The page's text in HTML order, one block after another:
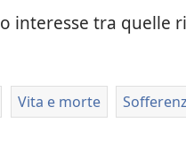
interesse tra quelle
Vita e morte